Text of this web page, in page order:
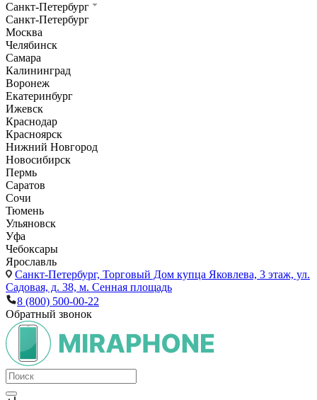
Санкт-Петербург
Санкт-Петербург
Москва
Челябинск
Самара
Калининград
Воронеж
Екатеринбург
Ижевск
Краснодар
Красноярск
Нижний Новгород
Новосибирск
Пермь
Саратов
Сочи
Тюмень
Ульяновск
Уфа
Чебоксары
Ярославль
Санкт-Петербург, Торговый Дом купца Яковлева, 3 этаж, ул.
Садовая, д. 38, м. Сенная площадь
8 (800) 500-00-22
Обратный звонок